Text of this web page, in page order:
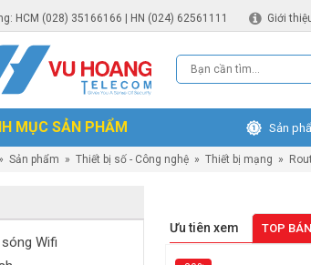
HCM (028) 35166166 | HN (024) 62561111 Giới
MỤC SẢN PHẨM Sản
» Sản phẩm » Thiết bị số - Công nghệ » Thiết bị mạng »
Wifi
Ưu tiên xem TOP